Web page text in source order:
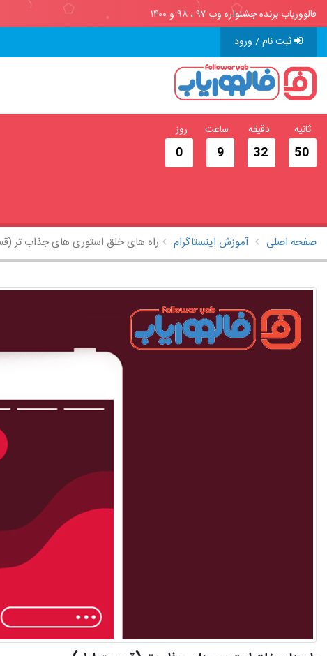
فالووریاب برنده جشنواره وب ۹۷ ، ۹۸ و ۱۴۰۰
ثبت نام / ورود
49
ثانیه
32
دقیقه
9
ساعت
0
روز
صفحه اصلی آموزش اینستاگرام راه های خلق استوری های جذاب تر